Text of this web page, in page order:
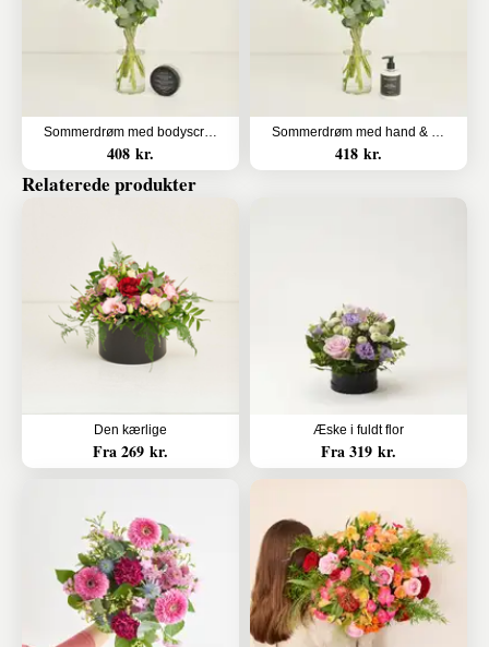
Sommerdrøm med bodyscrub
408 kr.
Sommerdrøm med hand & body lotion
418 kr.
Relaterede produkter
Den kærlige
Fra 269 kr.
Æske i fuldt flor
Fra 319 kr.